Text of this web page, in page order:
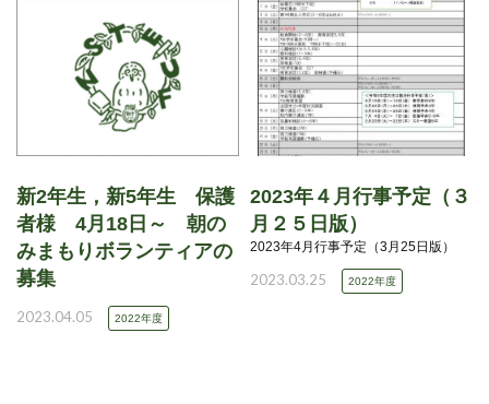
新2年生，新5年生 保護
者様 4月18日～ 朝の
みまもりボランティアの
募集
2023.04.05 2022年度
2023年４月行事予定（３
月２５日版）
2023年4月行事予定（3月25日版）
2023.03.25 2022年度